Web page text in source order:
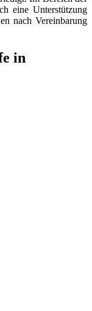
eine Unterstützung
nach Vereinbarung
in